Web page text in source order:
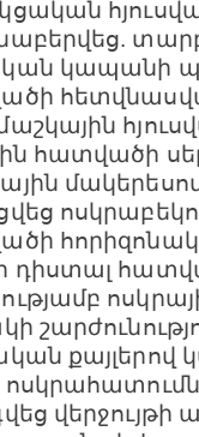
կապանի
հատվածի
դիստալ
վերջույթի